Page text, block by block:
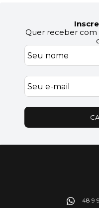
Quer receber com
48 9